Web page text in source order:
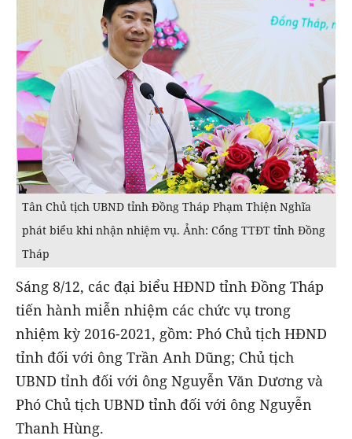
Tân Chủ tịch UBND tỉnh Đồng Tháp Phạm Thiện Nghĩa
phát biểu khi nhận nhiệm vụ. Ảnh: Cổng TTĐT tỉnh Đồng
Tháp
Sáng 8/12, các đại biểu HĐND tỉnh Đồng Tháp
tiến hành miễn nhiệm các chức vụ trong
nhiệm kỳ 2016-2021, gồm: Phó Chủ tịch HĐND
tỉnh đối với ông Trần Anh Dũng; Chủ tịch
UBND tỉnh đối với ông Nguyễn Văn Dương và
Phó Chủ tịch UBND tỉnh đối với ông Nguyễn
Thanh Hùng.